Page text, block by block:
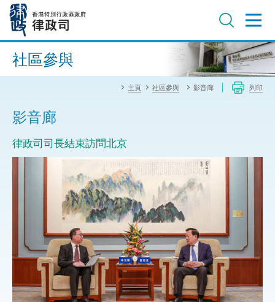
內
進階搜尋
社區參與
主頁 社區參與 影音廊 列印
影音廊
律政司司長結束訪問北京